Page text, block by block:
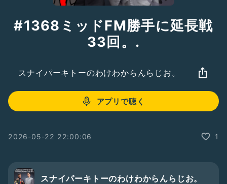
#1368ミッドFM勝手に延長戦
33回。.
スナイパーキトーのわけわからんらじお。
アプリで聴く
2026-05-22 22:00:06 1
スナイパーキトーのわけわからんらじお。